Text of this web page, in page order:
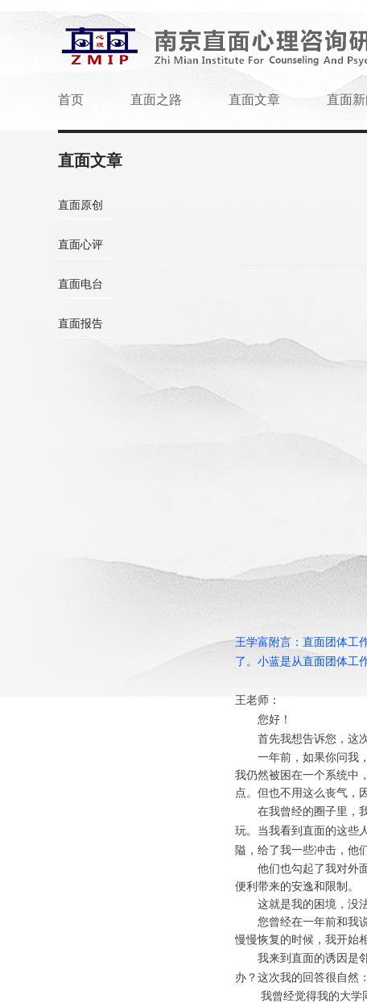
首页 直面之路 直面文章 直面新
直面文章
直面原创
直面心评
直面电台
直面报告
王学富附言：直面团体工
了。小蓝是从直面团体工
王老师：
您好！
首先我想告诉您，这次“
一年前，如果你问我，
我仍然被困在一个系统中
点。但也不用这么丧气，
在我曾经的圈子里，我
玩。当我看到直面的这些
隘，给了我一些冲击，他
他们也勾起了我对外面
便利带来的安逸和限制。
这就是我的困境，没法
您曾经在一年前和我说
慢慢恢复的时候，我开始
我来到直面的诱因是邻
办？这次我的回答很自然
我曾经觉得我的大学同